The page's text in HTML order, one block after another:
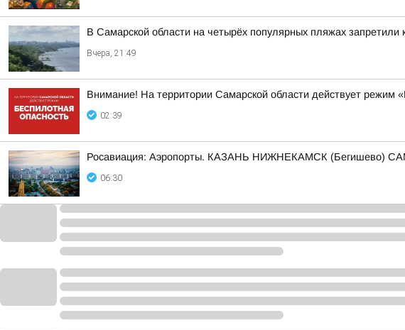
В Самарской области на четырёх популярных пляжах запретили
Вчера, 21:49
Внимание! На территории Самарской области действует
02:39
Росавиация: Аэропорты. КАЗАНЬ НИЖНЕКАМСК (Бегишево)
06:30